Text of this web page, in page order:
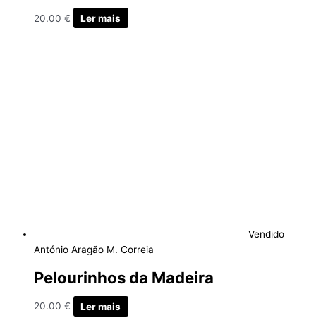
20.00 € Ler mais
Vendido
António Aragão M. Correia
Pelourinhos da Madeira
20.00 € Ler mais